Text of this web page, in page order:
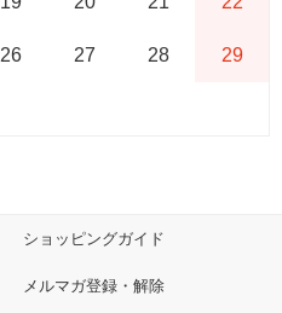
26 27 28 29
ショッピングガイド
メルマガ登録・解除